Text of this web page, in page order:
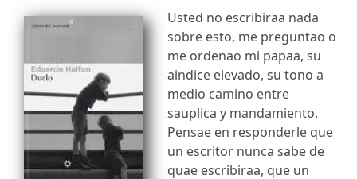
Usted no escribiraa nada
sobre esto, me preguntao o
me ordenao mi papaa, su
aindice elevado, su tono a
medio camino entre
sauplica y mandamiento.
Pensae en responderle que
un escritor nunca sabe de
quae escribiraa, que un